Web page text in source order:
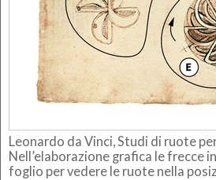
Leonardo da Vinci, Studi di ruote
Nell’elaborazione grafica le frecce
foglio per vedere le ruote nella